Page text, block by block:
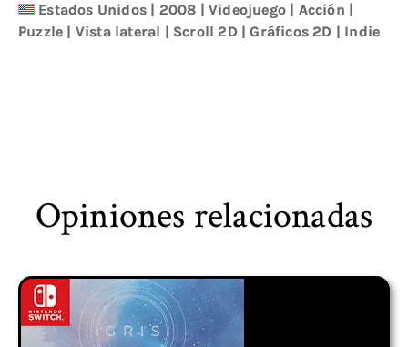
Estados Unidos 2008 |Videojuego Acción
Puzzle
Vista lateral Scroll 2D|Gráficos 2D Indie
Opiniones relacionadas